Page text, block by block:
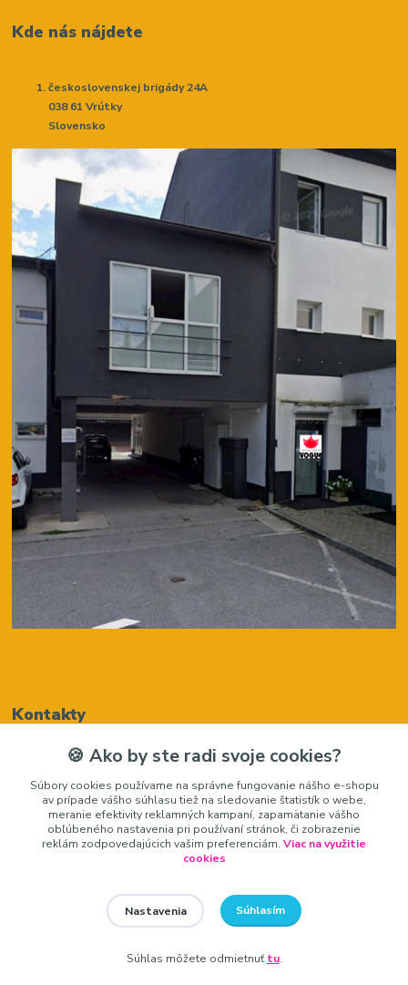
Kde nás nájdete
československej brigády 24A
038 61 Vrútky
Slovensko
Kontakty
+421948050205
(Po-Pia, 8-16 hod.)
zariadeniedosalonu@gmail.com
Vytvorené na
Eshop-rychlo.sk
🍪 Ako by ste radi svoje cookies?
Súbory cookies používame na správne fungovanie nášho e-shopu
av prípade vášho súhlasu tiež na sledovanie štatistík o webe,
meranie efektivity reklamných kampaní, zapamätanie vášho
obľúbeného nastavenia pri používaní stránok, či zobrazenie
reklám zodpovedajúcich vašim preferenciám. Viac na využitie
cookies
Nastavenia Súhlasím
Súhlas môžete odmietnuťtu.